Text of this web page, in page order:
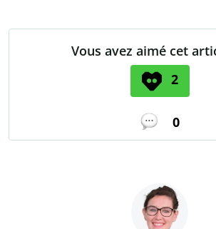
Vous avez aimé cet
2
0